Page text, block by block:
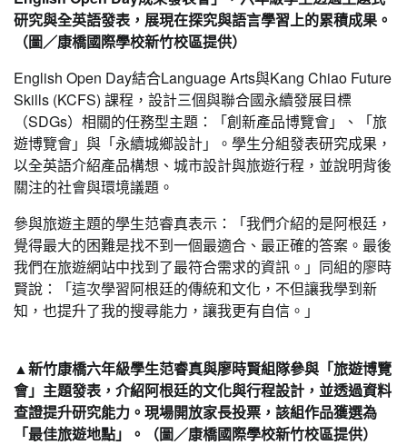
研究與全英語發表，展現在探究與語言學習上的累積成果。
（圖／康橋國際學校新竹校區提供）
English Open Day結合Language Arts與Kang Chiao Future
Skills (KCFS) 課程，設計三個與聯合國永續發展目標
（SDGs）相關的任務型主題：「創新產品博覽會」、「旅
遊博覽會」與「永續城鄉設計」。學生分組發表研究成果，
以全英語介紹產品構想、城市設計與旅遊行程，並說明背後
關注的社會與環境議題。
參與旅遊主題的學生范睿真表示：「我們介紹的是阿根廷，
覺得最大的困難是找不到一個最適合、最正確的答案。最後
我們在旅遊網站中找到了最符合需求的資訊。」同組的廖時
賢說：「這次學習阿根廷的傳統和文化，不但讓我學到新
知，也提升了我的搜尋能力，讓我更有自信。」
▲新竹康橋六年級學生范睿真與廖時賢組隊參與「旅遊博覽
會」主題發表，介紹阿根廷的文化與行程設計，並透過資料
查證提升研究能力。現場開放家長投票，該組作品獲選為
「最佳旅遊地點」。（圖／康橋國際學校新竹校區提供）